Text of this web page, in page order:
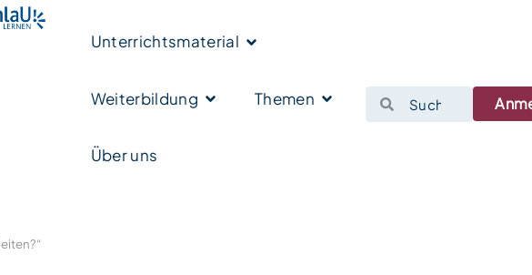
Unterrichtsmaterial
Weiterbildung Themen
Über uns